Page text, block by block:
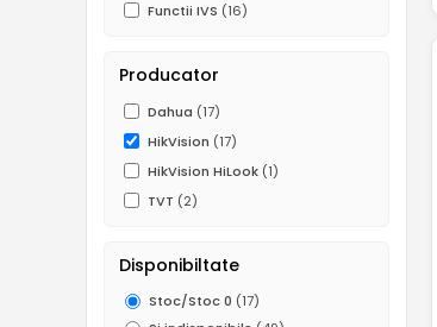
Functii IVS (16)
Producator
Dahua (17)
HikVision (17)
HikVision HiLook (1)
TVT (2)
Disponibiltate
Stoc/Stoc 0 (17)